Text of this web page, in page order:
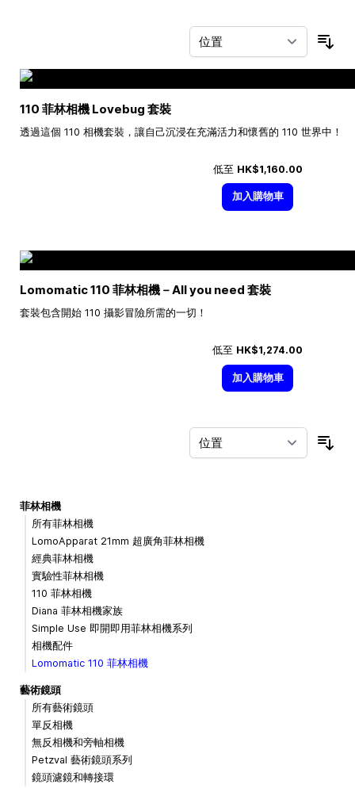
110 菲林相機 Lovebug 套裝
透過這個 110 相機套裝，讓自己沉浸在充滿活力和懷舊的 110 世界中！
低至 HK$1,160.00
加入購物車
Lomomatic 110 菲林相機－All you need 套裝
套裝包含開始 110 攝影冒險所需的一切！
低至 HK$1,274.00
加入購物車
菲林相機
所有菲林相機
LomoApparat 21mm 超廣角菲林相機
經典菲林相機
實驗性菲林相機
110 菲林相機
Diana 菲林相機家族
Simple Use 即開即用菲林相機系列
相機配件
Lomomatic 110 菲林相機
藝術鏡頭
所有藝術鏡頭
單反相機
無反相機和旁軸相機
Petzval 藝術鏡頭系列
鏡頭濾鏡和轉接環